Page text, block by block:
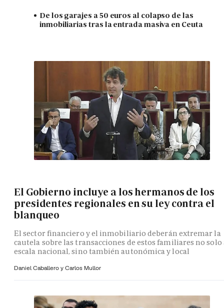
De los garajes a 50 euros al colapso de las
inmobiliarias tras la entrada masiva en Ceuta
El Gobierno incluye a los hermanos de los
presidentes regionales en su ley contra el
blanqueo
El sector financiero y el inmobiliario deberán extremar la
cautela sobre las transacciones de estos familiares no solo
escala nacional, sino también autonómica y local
Daniel Caballero y Carlos Mullor